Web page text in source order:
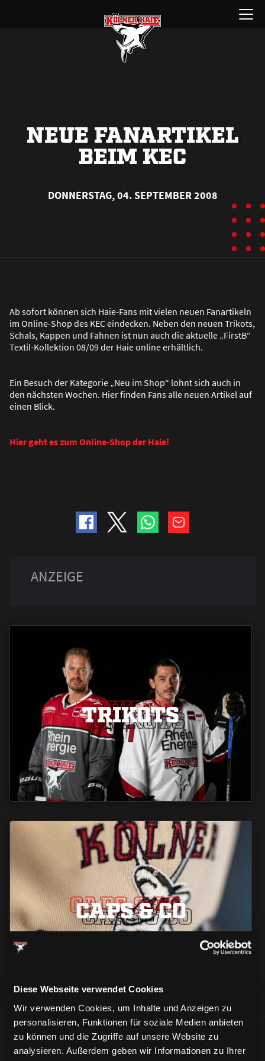
Diese Webseite verwendet Cookies
Wir verwenden Cookies, um Inhalte und Anzeigen zu
personalisieren, Funktionen für soziale Medien anbieten
zu können und die Zugriffe auf unsere Website zu
analysieren. Außerdem geben wir Informationen zu Ihrer
Menü
öffnen
NEUE FANARTIKEL
BEIM KEC
DONNERSTAG, 04. SEPTEMBER 2008
Ab sofort können sich Haie-Fans mit vielen neuen Fanartikeln
im Online-Shop des KEC eindecken. Neben den neuen Trikots,
Schals, Kappen und Fahnen ist nun auch die aktuelle „FirstB“
Textil-Kollektion 08/09 der Haie online erhältlich.
Ein Besuch der Kategorie „Neu im Shop“ lohnt sich auch in
den nächsten Wochen. Hier finden Fans alle neuen Artikel auf
einen Blick.
Hier geht es zum Online-Shop der Haie!
TRIKOTS
TRIKOTS
TRIKOTS
CAPS & CO
CAPS & CO
CAPS & CO
ÄHNLICHE NEWS